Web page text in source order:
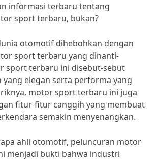
informasi terbaru tentang
sport terbaru, bukan?
otomotif dihebohkan dengan
sport terbaru yang dinanti-
sport terbaru ini disebut-sebut
yang elegan serta performa yang
motor sport terbaru ini juga
fitur-fitur canggih yang membuat
semakin menyenangkan.
ahli otomotif, peluncuran motor
menjadi bukti bahwa industri